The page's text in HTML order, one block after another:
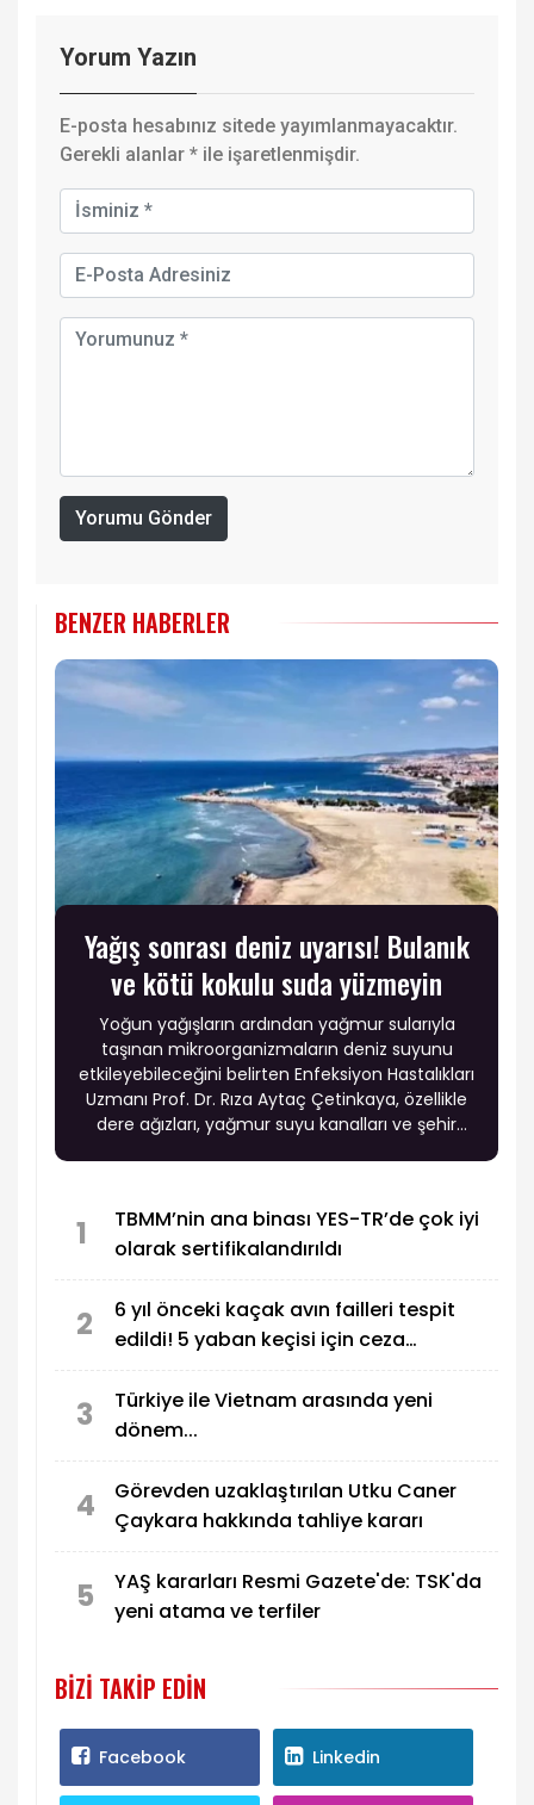
Yorum Yazın
E-posta hesabınız sitede yayımlanmayacaktır.
Gerekli alanlar * ile işaretlenmişdir.
Yorumu Gönder
BENZER HABERLER
Yağış sonrası deniz uyarısı! Bulanık
ve kötü kokulu suda yüzmeyin
Yoğun yağışların ardından yağmur sularıyla
taşınan mikroorganizmaların deniz suyunu
etkileyebileceğini belirten Enfeksiyon Hastalıkları
Uzmanı Prof. Dr. Rıza Aytaç Çetinkaya, özellikle
dere ağızları, yağmur suyu kanalları ve şehir
1
TBMM’nin ana binası YES-TR’de çok iyi
olarak sertifikalandırıldı
2
6 yıl önceki kaçak avın failleri tespit
edildi! 5 yaban keçisi için ceza
3
Türkiye ile Vietnam arasında yeni
dönem...
4
Görevden uzaklaştırılan Utku Caner
Çaykara hakkında tahliye kararı
5
YAŞ kararları Resmi Gazete'de: TSK'da
yeni atama ve terfiler
BIZI TAKIP EDIN
Facebook Linkedin